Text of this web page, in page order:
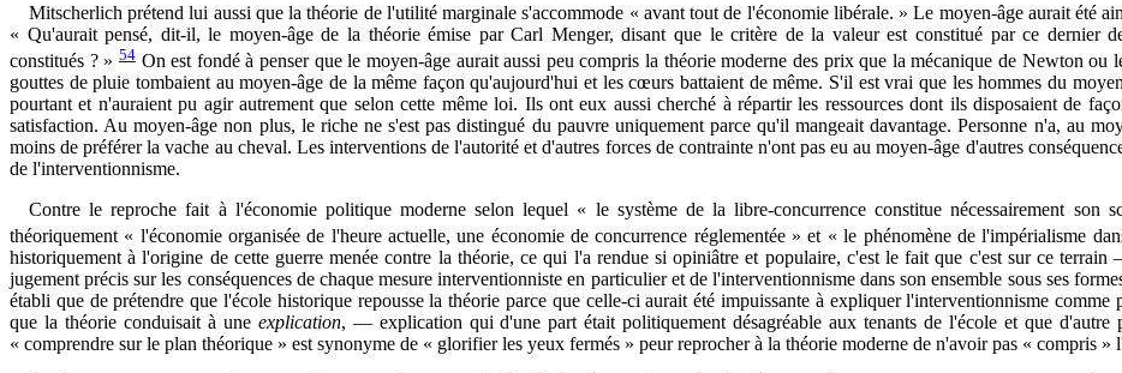
Mitscherlich prétend lui aussi que la théorie de l'utilité marginale s'accommode « avant tout de l'économie libérale. » Le moyen-âge aurait été
« Qu'aurait pensé, dit-il, le moyen-âge de la théorie émise par Carl Menger, disant que le critère de la valeur est constitué par ce dernier
constitués ? »54On est fondé à penser que le moyen-âge aurait aussi peu compris la théorie moderne des prix que la mécanique de Newton ou
gouttes de pluie tombaient au moyen-âge de la même façon qu'aujourd'hui et les cœurs battaient de même. S'il est vrai que les hommes du
pourtant et n'auraient pu agir autrement que selon cette même loi. Ils ont eux aussi cherché à répartir les ressources dont ils disposaient de
satisfaction. Au moyen-âge non plus, le riche ne s'est pas distingué du pauvre uniquement parce qu'il mangeait davantage. Personne n'a, au
moins de préférer la vache au cheval. Les interventions de l'autorité et d'autres forces de contrainte n'ont pas eu au moyen-âge d'autres
de l'interventionnisme.
Contre le reproche fait à l'économie politique moderne selon lequel « le système de la libre-concurrence constitue nécessairement son
théoriquement « l'économie organisée de l'heure actuelle, une économie de concurrence réglementée » et « le phénomène de l'impérialisme
historiquement à l'origine de cette guerre menée contre la théorie, ce qui l'a rendue si opiniâtre et populaire, c'est le fait que c'est sur ce
jugement précis sur les conséquences de chaque mesure interventionniste en particulier et de l'interventionnisme dans son ensemble sous ses
établi que de prétendre que l'école historique repousse la théorie parce que celle-ci aurait été impuissante à expliquer l'interventionnisme
que la théorie conduisait à une explication, — explication qui d'une part était politiquement désagréable aux tenants de l'école et que
« comprendre sur le plan théorique » est synonyme de « glorifier les yeux fermés » peur reprocher à la théorie moderne de n'avoir pas « compris »